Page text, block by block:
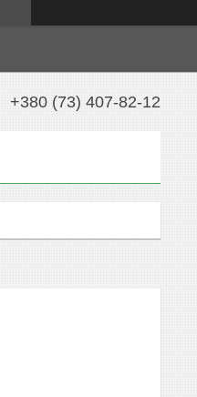
+380 (73) 407-82-12